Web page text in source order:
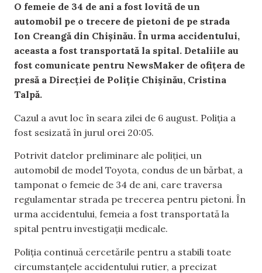
O femeie de 34 de ani a fost lovită de un
automobil pe o trecere de pietoni de pe strada
Ion Creangă din Chișinău. În urma accidentului,
aceasta a fost transportată la spital. Detaliile au
fost comunicate pentru NewsMaker de ofițera de
presă a Direcției de Poliție Chișinău, Cristina
Talpă.
Cazul a avut loc în seara zilei de 6 august. Poliția a
fost sesizată în jurul orei 20:05.
Potrivit datelor preliminare ale poliției, un
automobil de model Toyota, condus de un bărbat, a
tamponat o femeie de 34 de ani, care traversa
regulamentar strada pe trecerea pentru pietoni. În
urma accidentului, femeia a fost transportată la
spital pentru investigații medicale.
Poliția continuă cercetările pentru a stabili toate
circumstanțele accidentului rutier, a precizat